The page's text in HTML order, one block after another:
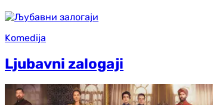
Komedija
Ljubavni zalogaji